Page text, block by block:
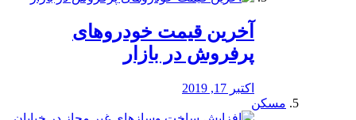
آخرین قیمت خودرو‌های
پرفروش در بازار
اکتبر 17, 2019
مسکن